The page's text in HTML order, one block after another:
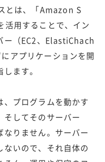
とは、「Amazon S
用することで、イン
ー（EC2、ElastiChach
アプリケーションを開
ます。
プログラムを動かす
してそのサーバー
りません。サーバー
ないので、それ自体の